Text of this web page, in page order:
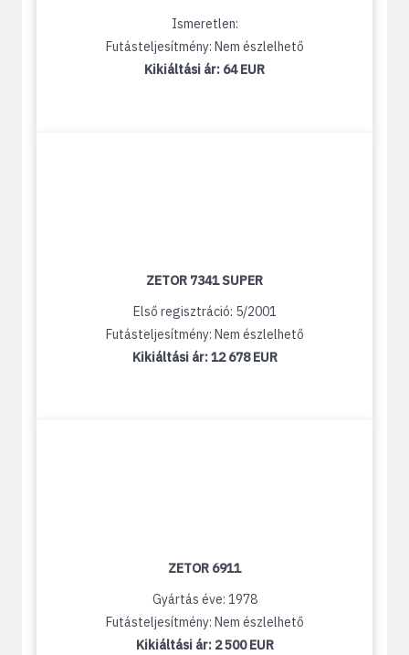
Ismeretlen:
Futásteljesítmény: Nem észlelhető
Kikiáltási ár: 64 EUR
ZETOR 7341 SUPER
Első regisztráció: 5/2001
Futásteljesítmény: Nem észlelhető
Kikiáltási ár:12 678 EUR
ZETOR 6911
Gyártás éve: 1978
Futásteljesítmény: Nem észlelhető
Kikiáltási ár: 2 500 EUR